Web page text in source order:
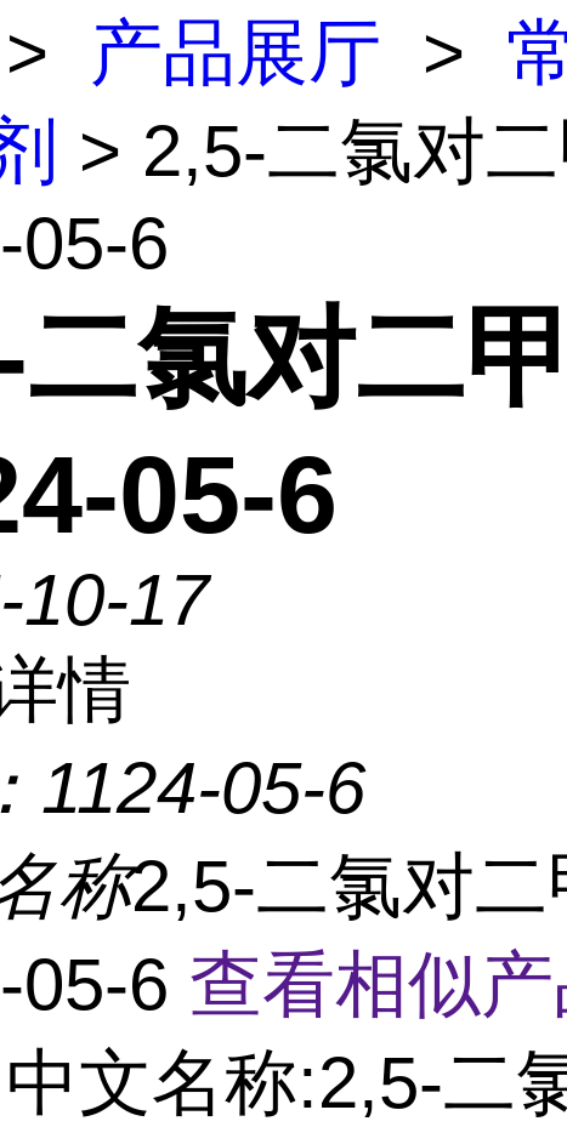
> 产品展厅 >
> 2,5-二氯对
05-6
二氯对二
05-6
10-17
情
1124-05-6
称2,5-二氯对二
05-6 查看相似
中文名称:2,5-二